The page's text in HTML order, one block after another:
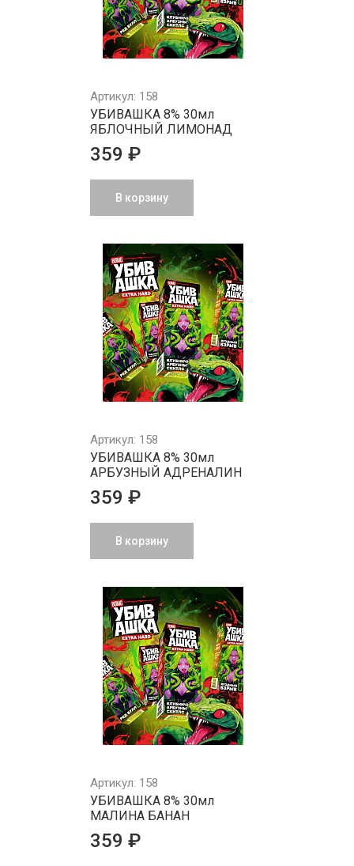
Артикул: 158
УБИВАШКА 8% 30мл
ЯБЛОЧНЫЙ ЛИМОНАД
359 ₽
В корзину
Артикул: 158
УБИВАШКА 8% 30мл
АРБУЗНЫЙ АДРЕНАЛИН
359 ₽
В корзину
Артикул: 158
УБИВАШКА 8% 30мл
МАЛИНА БАНАН
359 ₽